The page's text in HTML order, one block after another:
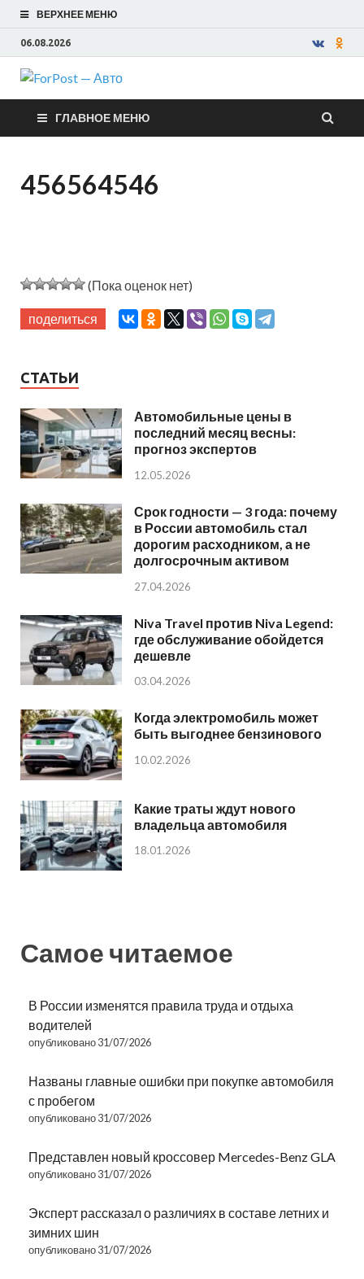
ВЕРХНЕЕ МЕНЮ
06.08.2026
ForPost —
Авто
ГЛАВНОЕ МЕНЮ
456564546
(Пока оценок нет)
поделиться
СТАТЬИ
Автомобильные цены в
последний месяц весны:
прогноз экспертов
12.05.2026
Срок годности — 3 года: почему
в России автомобиль стал
дорогим расходником, а не
долгосрочным активом
27.04.2026
Niva Travel против Niva Legend:
где обслуживание обойдется
дешевле
03.04.2026
Когда электромобиль может
быть выгоднее бензинового
10.02.2026
Какие траты ждут нового
владельца автомобиля
18.01.2026
Самое читаемое
В России изменятся правила труда и отдыха
водителей
опубликовано 31/07/2026
Названы главные ошибки при покупке автомобиля
с пробегом
опубликовано 31/07/2026
Представлен новый кроссовер Mercedes-Benz GLA
опубликовано 31/07/2026
Эксперт рассказал о различиях в составе летних и
зимних шин
опубликовано 31/07/2026